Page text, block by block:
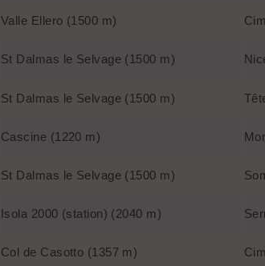
Valle Ellero (1500 m)
St Dalmas le Selvage (1500 m)
St Dalmas le Selvage (1500 m)
Cascine (1220 m)
St Dalmas le Selvage (1500 m)
Isola 2000 (station) (2040 m)
Col de Casotto (1357 m)